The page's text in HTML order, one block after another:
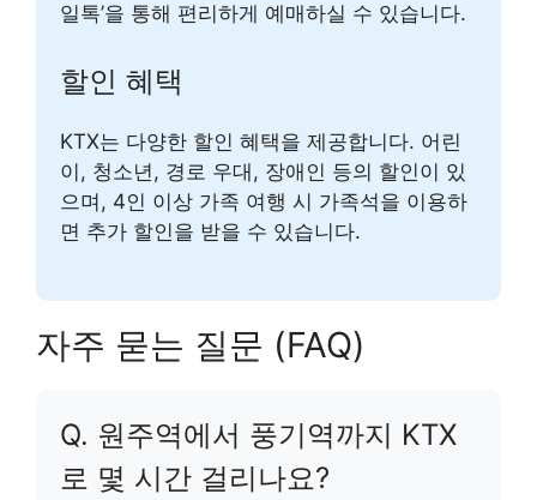
일톡’을 통해 편리하게 예매하실 수 있습니다.
할인 혜택
KTX는 다양한 할인 혜택을 제공합니다. 어린
이, 청소년, 경로 우대, 장애인 등의 할인이 있
으며, 4인 이상 가족 여행 시 가족석을 이용하
면 추가 할인을 받을 수 있습니다.
자주 묻는 질문 (FAQ)
Q. 원주역에서 풍기역까지 KTX
로 몇 시간 걸리나요?